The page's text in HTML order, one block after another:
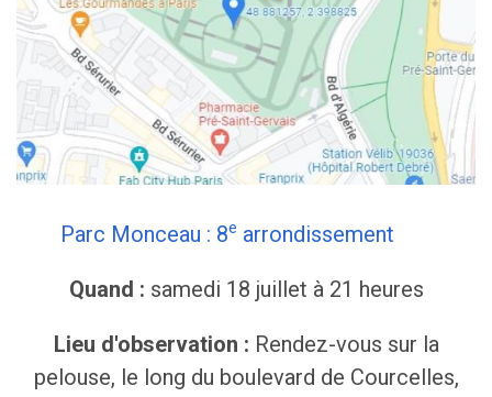
Parc Monceau : 8e arrondissement
Quand : samedi 18 juillet à 21 heures
Lieu d'observation : Rendez-vous sur la
pelouse, le long du boulevard de Courcelles,